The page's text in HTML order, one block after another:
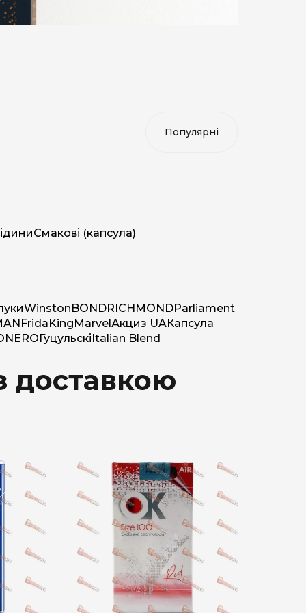
Смакові (капсула)
WinstonBONDRICHMONDParliament
FridaKingMarvelАкциз UAКапсула
NEROГуцульскіItalian Blend
доставкою